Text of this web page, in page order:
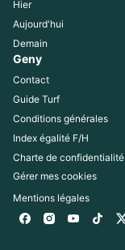
Hier
Aujourd'hui
Demain
Geny
Contact
Guide Turf
Conditions générales
Index égalité F/H
Charte de confidentialité
Gérer mes cookies
Mentions légales